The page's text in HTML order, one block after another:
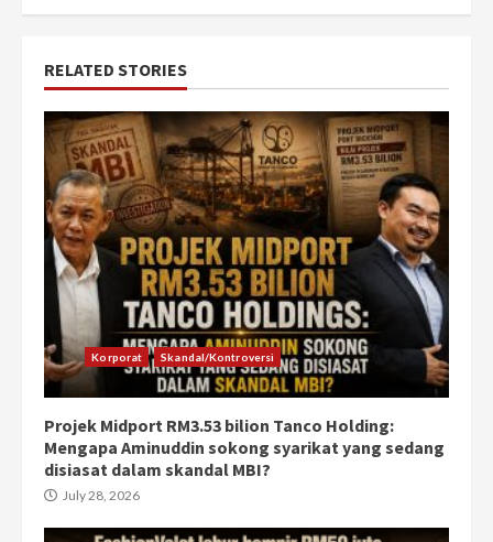
RELATED STORIES
Korporat Skandal/Kontroversi
Projek Midport RM3.53 bilion Tanco Holding:
Mengapa Aminuddin sokong syarikat yang sedang
disiasat dalam skandal MBI?
July 28, 2026